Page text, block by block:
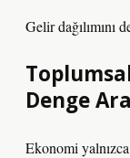
Gelir dağılımını
Denge
Ekonomi